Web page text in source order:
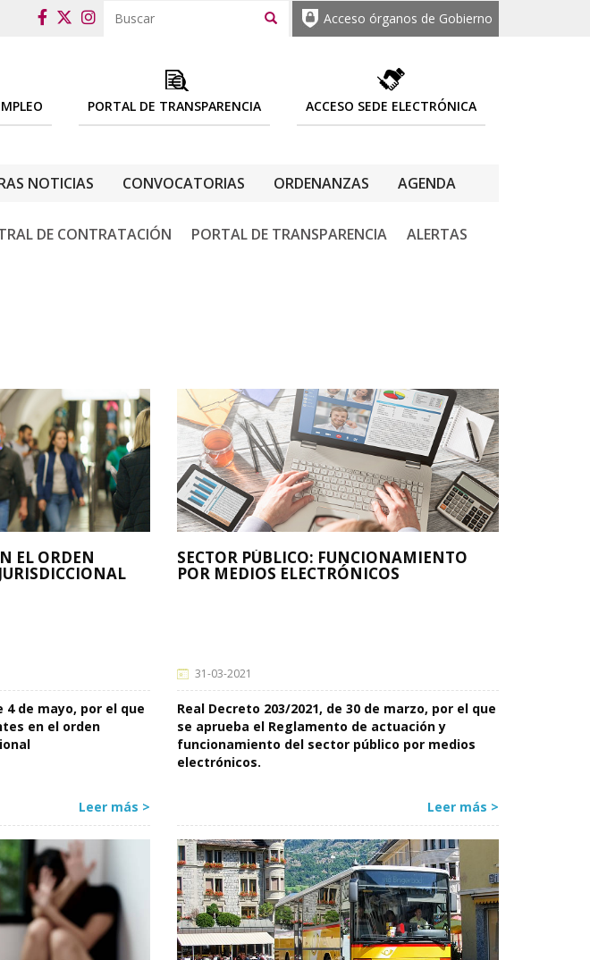
Acceso órganos de Gobierno
ACCESO SEDE ELECTRÓNICA
PORTAL DE TRANSPARENCIA
NOTICIAS CONVOCATORIAS ORDENANZAS AGENDA
DE CONTRATACIÓN PORTAL DE TRANSPARENCIA ALERTAS
EL ORDEN
4 de mayo, por el que
en el orden
Leer más >
SECTOR PÚBLICO: FUNCIONAMIENTO
POR MEDIOS ELECTRÓNICOS
31-03-2021
Real Decreto 203/2021, de 30 de marzo, por el que
se aprueba el Reglamento de actuación y
funcionamiento del sector público por medios
electrónicos.
Leer más >